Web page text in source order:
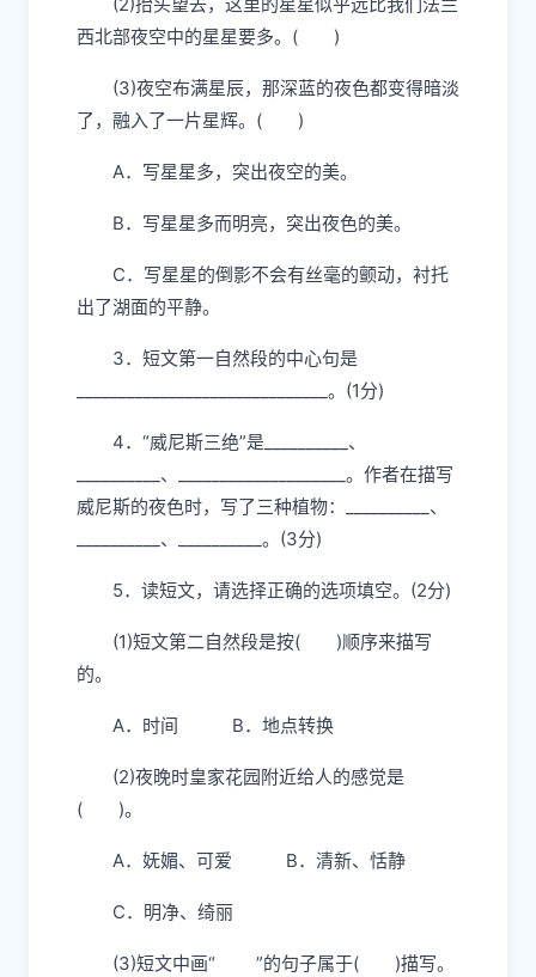
2．读短文第一自然段，这段三次写到星
星，每次各起什么作用？请选择。(3分)
(1)在那明净的夜晚，湖面水平如镜，连星星
的倒影也不会有丝毫的颤动。( )
(2)抬头望去，这里的星星似乎远比我们法兰
西北部夜空中的星星要多。( )
(3)夜空布满星辰，那深蓝的夜色都变得暗淡
了，融入了一片星辉。( )
A．写星星多，突出夜空的美。
B．写星星多而明亮，突出夜色的美。
C．写星星的倒影不会有丝毫的颤动，衬托
出了湖面的平静。
3．短文第一自然段的中心句是
__________、____________________。作者在描写
威尼斯的夜色时，写了三种植物：__________、
__________、__________。(3分)
5．读短文，请选择正确的选项填空。(2分)
(1)短文第二自然段是按( )顺序来描写
A．时间 B．地点转换
(2)夜晚时皇家花园附近给人的感觉是